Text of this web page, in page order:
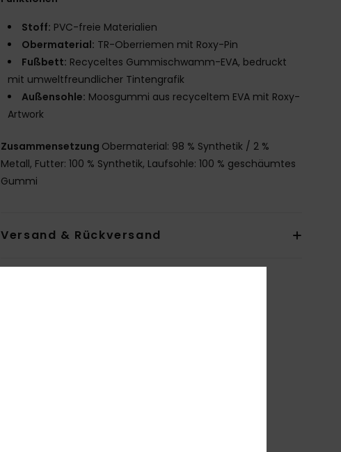
Stoff: PVC-freie Materialien
Obermaterial: TR-Oberriemen mit Roxy-Pin
Fußbett: Recyceltes Gummischwamm-EVA, bedruckt
mit umweltfreundlicher Tintengrafik
Außensohle: Moosgummi aus recyceltem EVA mit Roxy-
Artwork
Zusammensetzung Obermaterial: 98 % Synthetik / 2 %
Metall, Futter: 100 % Synthetik, Laufsohle: 100 % geschäumtes
Gummi
Versand & Rückversand